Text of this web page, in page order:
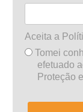
Aceita a
Tomei
efetuado
Proteção